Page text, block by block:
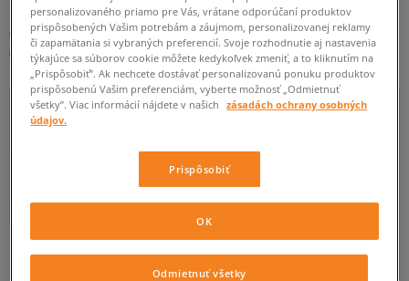
MOTION 6 MID LACE SNEAKER
pánske
150 €
79 €
84 € -najnižšia cena
LOGO PRINT
pánske
40 €
2 KUSY ZA 45 €
LEN ONLINE
-10 % S KÓDOM: TOP (MIN. 70 €)
personalizovaného priamo pre Vás, vrátane odporúčaní produktov
prispôsobených Vašim potrebám a záujmom, personalizovanej reklamy
či zapamätania si vybraných preferencií. Svoje rozhodnutie aj nastavenia
týkajúce sa súborov cookie môžete kedykoľvek zmeniť, a to kliknutím na
„Prispôsobiť”. Ak nechcete dostávať personalizovanú ponuku produktov
prispôsobenú Vašim preferenciám, vyberte možnosť „Odmietnuť
všetky”. Viac informácií nájdete v našich
zásadách ochrany osobných
údajov.
Prispôsobiť
Odmietnuť všetky
OK